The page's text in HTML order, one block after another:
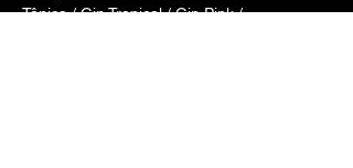
Tônica / Gin Tropical / Gin Pink /